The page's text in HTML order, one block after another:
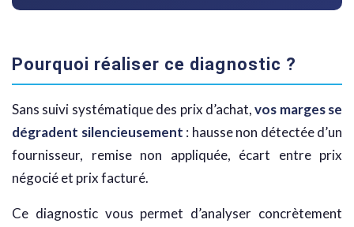
Pourquoi réaliser ce diagnostic ?
Sans suivi systématique des prix d’achat,vos marges se
dégradent silencieusement : hausse non détectée d’un
fournisseur, remise non appliquée, écart entre prix
négocié et prix facturé.
Ce diagnostic vous permet d’analyser concrètement